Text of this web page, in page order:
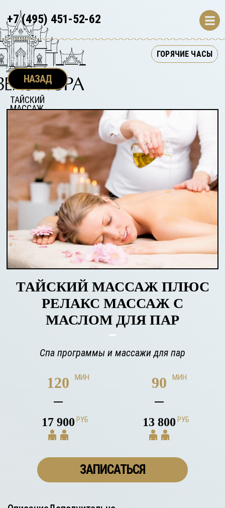
+7 (495) 451-52-62
ГОРЯЧИЕ ЧАСЫ
ТАЙСКИЙ
МАССАЖ
МОСКВА
S
НАЗАД
ТАЙСКИЙ МАССАЖ ПЛЮС
РЕЛАКС МАССАЖ С
МАСЛОМ ДЛЯ ПАР
Спа программы и массажи для пар
120 МИН
17 900 РУБ
90 МИН
13 800 РУБ
ЗАПИСАТЬСЯ